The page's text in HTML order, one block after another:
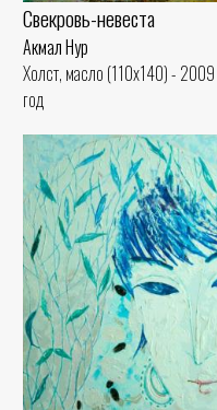
Свекровь-невеста
Акмал Нур
Холст, масло (110x140) - 2009
год